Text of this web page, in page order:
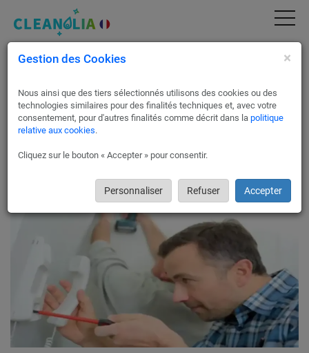
Interphones et contrôle d’accès à Aix-les-
Sécurisez votre maison, copropriété ou entreprise avec
Cleanolia France.
Nos techniciens partenaires sont prêts à intervenir pour
d’accès chez vous. Ils sont également qualifiés dans la mise
Gestion des Cookies ×
Nous ainsi que des tiers sélectionnés utilisons des cookies ou des
technologies similaires pour des finalités techniques et, avec votre
consentement, pour d'autres finalités comme décrit dans la politique
relative aux cookies.
Cliquez sur le bouton « Accepter » pour consentir.
Personnaliser Refuser Accepter